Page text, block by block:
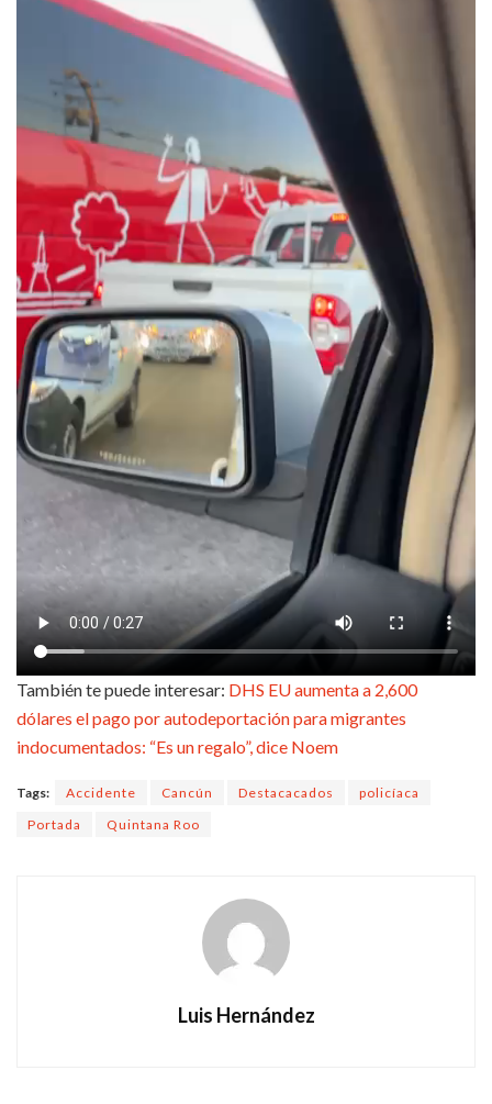
También te puede interesar: DHS EU aumenta a 2,600
dólares el pago por autodeportación para migrantes
indocumentados: “Es un regalo”, dice Noem
Tags: Accidente Cancún Destacacados
policíaca
Portada
Quintana Roo
Luis Hernández